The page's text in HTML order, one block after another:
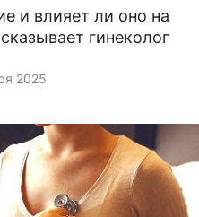
и влияет ли оно на
гинеколог
2025